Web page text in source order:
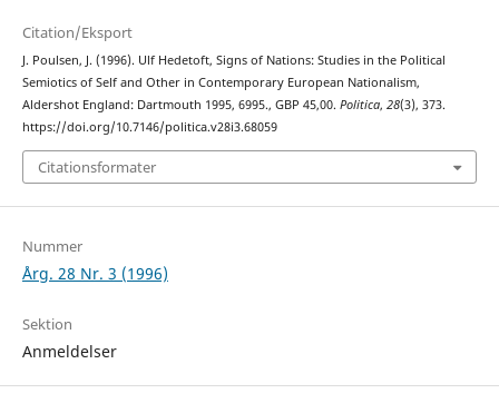
Citation/Eksport
J. Poulsen, J. (1996). Ulf Hedetoft, Signs of Nations: Studies in the Political
Semiotics of Self and Other in Contemporary European Nationalism,
Aldershot England: Dartmouth 1995, 6995., GBP 45,00. Politica, 28(3), 373.
https://doi.org/10.7146/politica.v28i3.68059
Citationsformater
Nummer
Årg. 28 Nr. 3 (1996)
Sektion
Anmeldelser